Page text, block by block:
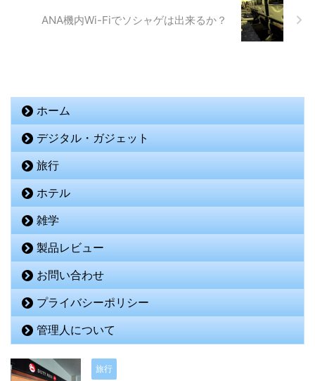
ANA機内Wi-Fiでソシャゲは出来るか？
ホーム
デジタル・ガジェット
旅行
ホテル
雑学
製品レビュー
お問い合わせ
プライバシーポリシー
管理人について
旅行